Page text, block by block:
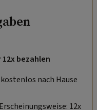
bezahlen
nach Hause
12x